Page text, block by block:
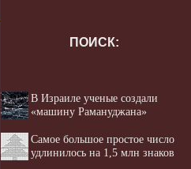
ПОИСК:
В Израиле ученые создали
«машину Рамануджана»
Самое большое простое число
удлинилось на 1,5 млн знаков